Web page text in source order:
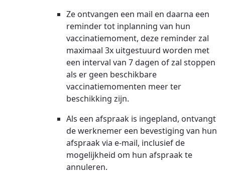
Ze ontvangen een mail en daarna een
reminder tot inplanning van hun
vaccinatiemoment, deze reminder zal
maximaal 3x uitgestuurd worden met
een interval van 7 dagen of zal stoppen
als er geen beschikbare
vaccinatiemomenten meer ter
beschikking zijn.
Als een afspraak is ingepland, ontvangt
de werknemer een bevestiging van hun
afspraak via e-mail, inclusief de
mogelijkheid om hun afspraak te
annuleren.